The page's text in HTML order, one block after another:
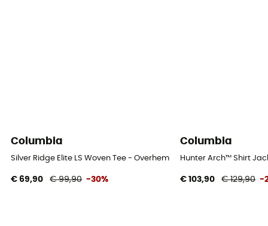
Columbia
Silver Ridge Elite LS Woven Tee - Overhemd - Heren
€ 69,90 € 99,90 -30%
Columbia
Hunter Arch™ Shirt
€ 103,90 € 129,90 -